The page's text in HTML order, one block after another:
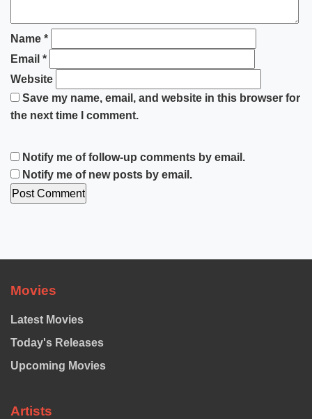
Name *
Email *
Website
Save my name, email, and website in this browser for
the next time I comment.
Notify me of follow-up comments by email.
Notify me of new posts by email.
Movies
Latest Movies
Today's Releases
Upcoming Movies
Artists